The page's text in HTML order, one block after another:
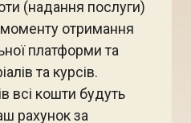
(надання послуги)
отримання
платформи та
та курсів.
всі кошти будуть
рахунок за